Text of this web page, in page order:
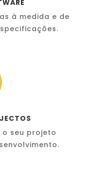
à medida e de
o seu projeto